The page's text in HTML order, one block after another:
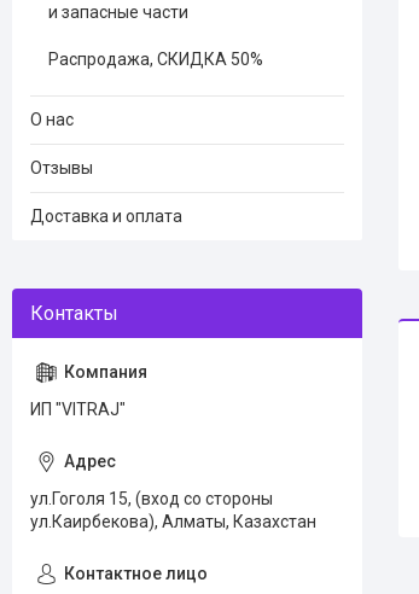
и запасные части
Распродажа, СКИДКА 50%
О нас
Отзывы
Доставка и оплата
ИП "VITRAJ"
ул.Гоголя 15, (вход со стороны
ул.Каирбекова), Алматы, Казахстан